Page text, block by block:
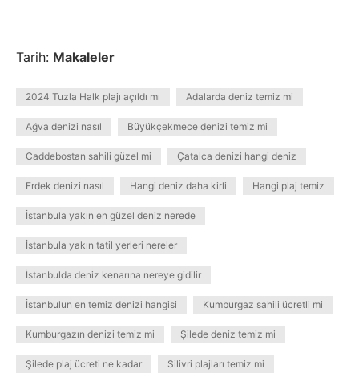
Tarih: Makaleler
2024 Tuzla Halk plajı açıldı mı Adalarda deniz temiz mi
Ağva denizi nasıl Büyükçekmece denizi temiz mi
Caddebostan sahili güzel mi Çatalca denizi hangi deniz
Erdek denizi nasıl Hangi deniz daha kirli Hangi plaj temiz
İstanbula yakın en güzel deniz nerede
İstanbula yakın tatil yerleri nereler
İstanbulda deniz kenarına nereye gidilir
İstanbulun en temiz denizi hangisi Kumburgaz sahili ücretli mi
Kumburgazın denizi temiz mi Şilede deniz temiz mi
Şilede plaj ücreti ne kadar Silivri plajları temiz mi